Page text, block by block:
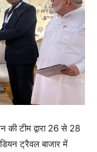
टीम द्वारा 26 से 28
ट्रैवल बाजार में